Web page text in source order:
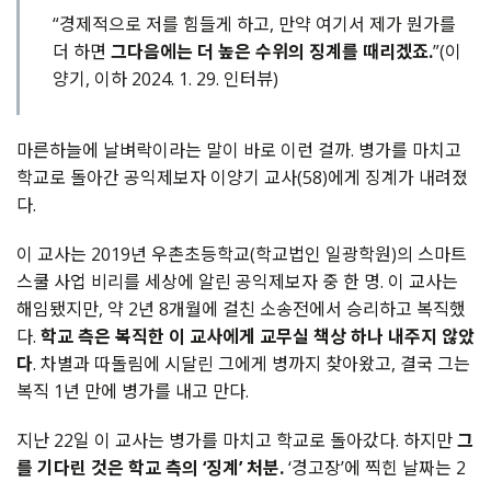
“경제적으로 저를 힘들게 하고, 만약 여기서 제가 뭔가를
더 하면 그다음에는 더 높은 수위의 징계를 때리겠죠.”(이
양기, 이하 2024. 1. 29. 인터뷰)
마른하늘에 날벼락이라는 말이 바로 이런 걸까. 병가를 마치고
학교로 돌아간 공익제보자 이양기 교사(58)에게 징계가 내려졌
다.
이 교사는 2019년 우촌초등학교(학교법인 일광학원)의 스마트
스쿨 사업 비리를 세상에 알린 공익제보자 중 한 명. 이 교사는
해임됐지만, 약 2년 8개월에 걸친 소송전에서 승리하고 복직했
다. 학교 측은 복직한 이 교사에게 교무실 책상 하나 내주지 않았
다. 차별과 따돌림에 시달린 그에게 병까지 찾아왔고, 결국 그는
복직 1년 만에 병가를 내고 만다.
지난 22일 이 교사는 병가를 마치고 학교로 돌아갔다. 하지만그
를 기다린 것은 학교 측의 ‘징계’ 처분.‘경고장’에 찍힌 날짜는 2